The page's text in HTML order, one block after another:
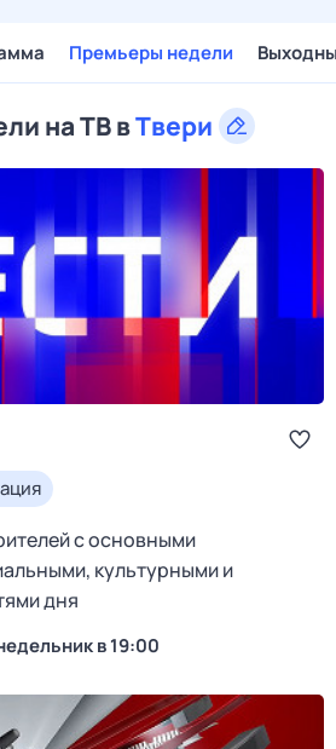
Премьеры недели
на ТВ вТвери
с основными
культурными и
дня
в 19:00